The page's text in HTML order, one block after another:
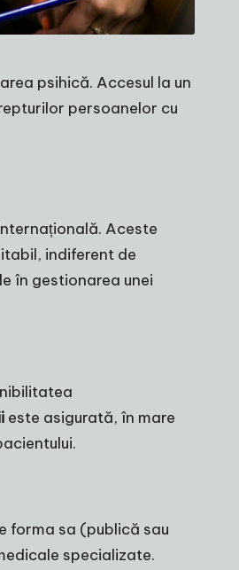
psihică. Accesul la un
persoanelor cu
Aceste
indiferent de
în gestionarea unei
este asigurată, în mare
forma sa (publică sau
specializate.